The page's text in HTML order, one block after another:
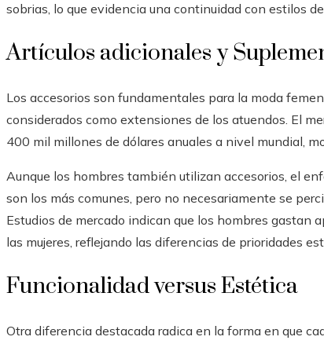
sobrias, lo que evidencia una continuidad con estilos
Artículos adicionales y
Los accesorios son fundamentales para la moda
considerados como extensiones de los atuendos. El
400 mil millones de dólares anuales a nivel mundial,
Aunque los hombres también utilizan accesorios, el
son los más comunes, pero no necesariamente se
Estudios de mercado indican que los hombres gastan
las mujeres, reflejando las diferencias de prioridades
Funcionalidad versus Estética
Otra diferencia destacada radica en la forma en que